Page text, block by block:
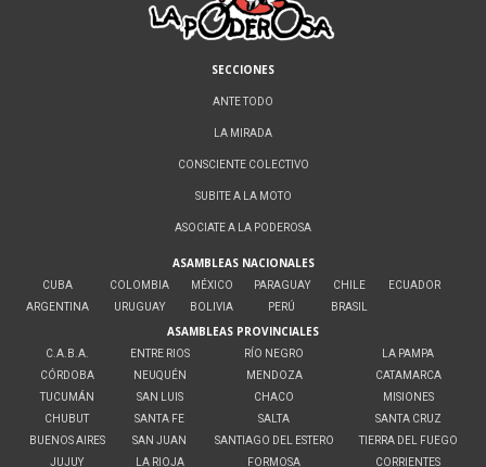
SECCIONES
ANTE TODO
LA MIRADA
CONSCIENTE COLECTIVO
SUBITE A LA MOTO
ASOCIATE A LA PODEROSA
ASAMBLEAS NACIONALES
CUBA
ARGENTINA
COLOMBIA
URUGUAY
MÉXICO
BOLIVIA
PARAGUAY
PERÚ
CHILE
BRASIL
ECUADOR
ASAMBLEAS PROVINCIALES
C.A.B.A.
CÓRDOBA
TUCUMÁN
CHUBUT
BUENOS AIRES
JUJUY
ENTRE RIOS
NEUQUÉN
SAN LUIS
SANTA FE
SAN JUAN
LA RIOJA
RÍO NEGRO
MENDOZA
CHACO
SALTA
SANTIAGO DEL ESTERO
FORMOSA
LA PAMPA
CATAMARCA
MISIONES
SANTA CRUZ
TIERRA DEL FUEGO
CORRIENTES